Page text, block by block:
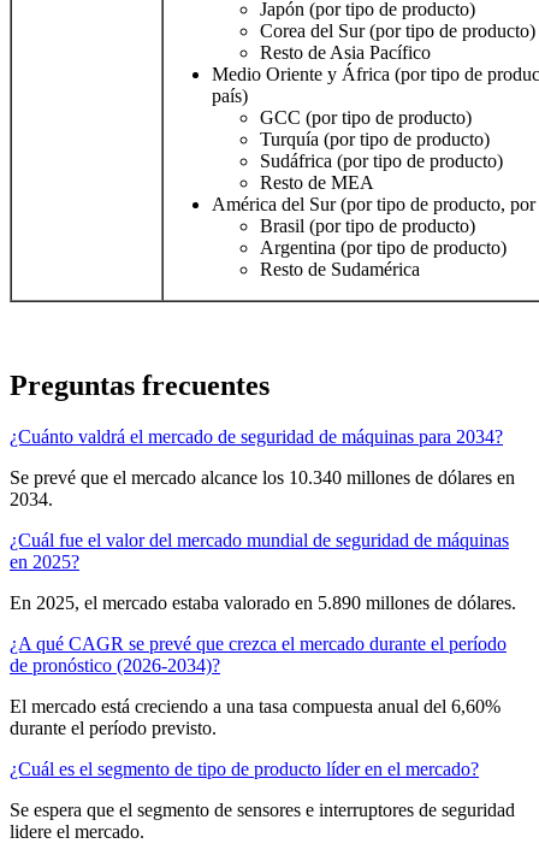
Japón (por tipo de producto)
Corea del Sur (por tipo de producto)
Resto de Asia Pacífico
Medio Oriente y África (por tipo de
país)
GCC (por tipo de producto)
Turquía (por tipo de producto)
Sudáfrica (por tipo de producto)
Resto de MEA
América del Sur (por tipo de producto,
Brasil (por tipo de producto)
Argentina (por tipo de producto)
Resto de Sudamérica
Preguntas frecuentes
¿Cuánto valdrá el mercado de seguridad de máquinas para 2034?
Se prevé que el mercado alcance los 10.340 millones de dólares en
2034.
¿Cuál fue el valor del mercado mundial de seguridad de máquinas
en 2025?
En 2025, el mercado estaba valorado en 5.890 millones de dólares.
¿A qué CAGR se prevé que crezca el mercado durante el período
de pronóstico (2026-2034)?
El mercado está creciendo a una tasa compuesta anual del 6,60%
durante el período previsto.
¿Cuál es el segmento de tipo de producto líder en el mercado?
Se espera que el segmento de sensores e interruptores de seguridad
lidere el mercado.